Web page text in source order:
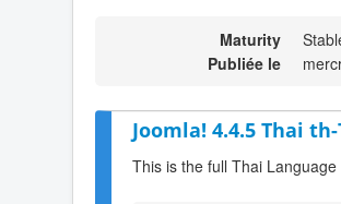
Maturity
Publiée le
Joomla! 4.4.5 Thai
This is the full Thai